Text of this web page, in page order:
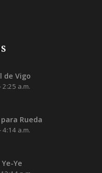
de Vigo
a.m.
Rueda
a.m.
Ye